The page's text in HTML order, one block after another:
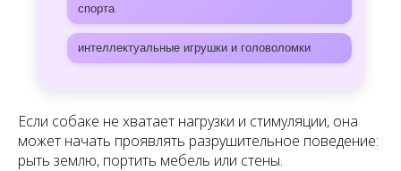
спорта
интеллектуальные игрушки и головоломки
Если собаке не хватает нагрузки и стимуляции, она
может начать проявлять разрушительное поведение:
рыть землю, портить мебель или стены.